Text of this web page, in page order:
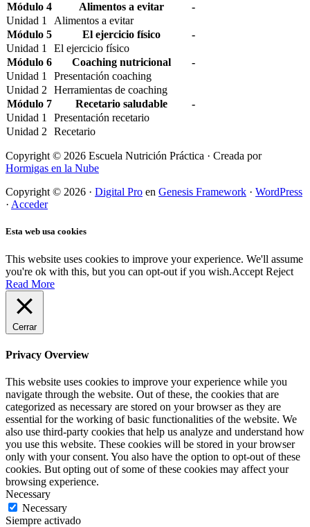
Módulo 4
Alimentos a evitar
-
Unidad 1
Alimentos a evitar
Módulo 5
El ejercicio físico
-
Unidad 1
El ejercicio físico
Módulo 6
Coaching nutricional
-
Unidad 1
Presentación coaching
Unidad 2
Herramientas de coaching
Módulo 7
Recetario saludable
-
Unidad 1
Presentación recetario
Unidad 2
Recetario
Copyright © 2026 Escuela Nutrición Práctica · Creada por
Hormigas en la Nube
Copyright © 2026 · Digital Pro en Genesis Framework · WordPress
· Acceder
Esta web usa cookies
This website uses cookies to improve your experience. We'll assume
you're ok with this, but you can opt-out if you wish.Accept Reject
Read More
Cerrar
Privacy Overview
This website uses cookies to improve your experience while you
navigate through the website. Out of these, the cookies that are
categorized as necessary are stored on your browser as they are
essential for the working of basic functionalities of the website. We
also use third-party cookies that help us analyze and understand how
you use this website. These cookies will be stored in your browser
only with your consent. You also have the option to opt-out of these
cookies. But opting out of some of these cookies may affect your
browsing experience.
Necessary
Necessary
Siempre activado